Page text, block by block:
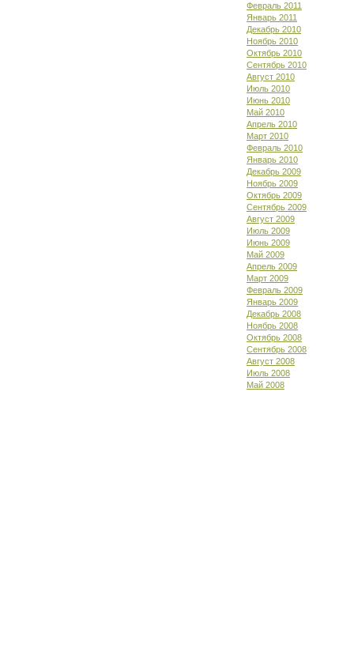
Февраль 2011
Январь 2011
Декабрь 2010
Ноябрь 2010
Октябрь 2010
Сентябрь 2010
Август 2010
Июль 2010
Июнь 2010
Май 2010
Апрель 2010
Март 2010
Февраль 2010
Январь 2010
Декабрь 2009
Ноябрь 2009
Октябрь 2009
Сентябрь 2009
Август 2009
Июль 2009
Июнь 2009
Май 2009
Апрель 2009
Март 2009
Февраль 2009
Январь 2009
Декабрь 2008
Ноябрь 2008
Октябрь 2008
Сентябрь 2008
Август 2008
Июль 2008
Май 2008